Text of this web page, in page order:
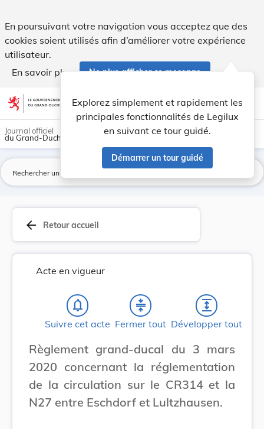
En poursuivant votre navigation vous acceptez que des
cookies soient utilisés afin d’améliorer votre expérience
utilisateur.
En savoir plus
Ne plus afficher ce message
Aller au contenu account_circle help Aide
Explorez simplement et rapidement les
principales fonctionnalités de Legilux
en suivant ce tour guidé.
Démarrer un tour guidé
light_mode dark_mode
Journal officiel
du Grand-Duché de Luxembourg
arrow_back Retour accueil
Acte en vigueur
notifications_none
Suivre cet acte
compress
Fermer tout
expand
Développer tout
Règlement grand-ducal du 3 mars
2020 concernant la réglementation
de la circulation sur le CR314 et la
N27 entre Eschdorf et Lultzhausen.